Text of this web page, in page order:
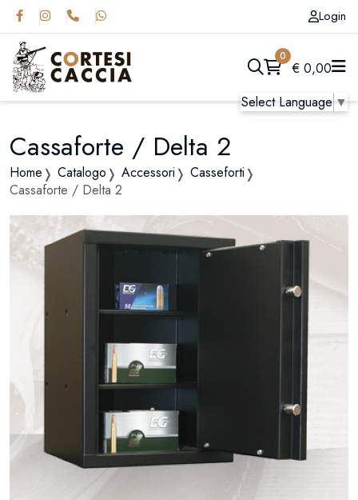
Select Language▼
Login
0
€ 0,00
Cassaforte / Delta 2
Home Catalogo Accessori
Casseforti
Cassaforte / Delta 2